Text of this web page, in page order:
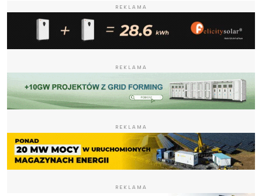
REKLAMA
REKLAMA
REKLAMA
REKLAMA